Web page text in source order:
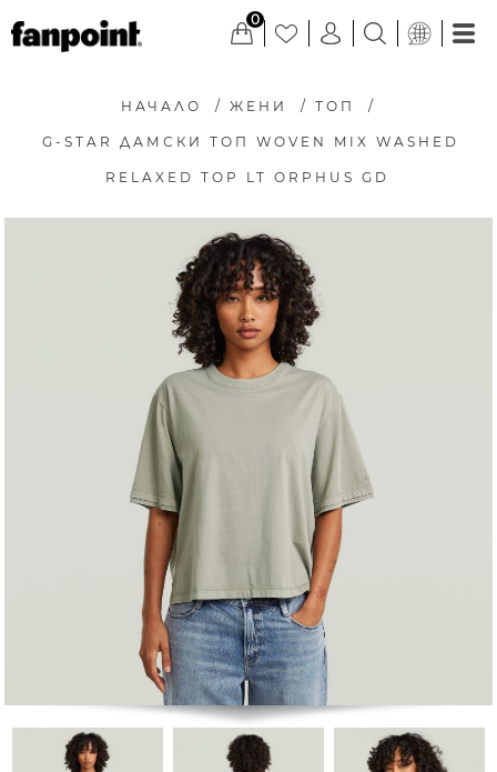
0
НАЧАЛО / ЖЕНИ / ТОП /
G-STAR ДАМСКИ ТОП WOVEN MIX WASHED
RELAXED TOP LT ORPHUS GD